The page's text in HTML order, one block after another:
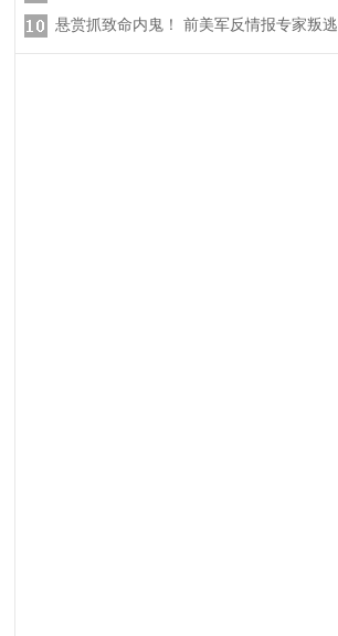
悬赏抓致命内鬼！ 前美军反情报专家叛逃